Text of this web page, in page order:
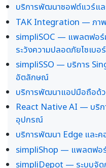
บริการพัฒนาซอฟต์แวร์แล
TAK Integration — ภาพ
simpliSOC — แพลตฟอร์
ระวังความปลอดภัยไซเบอร์
simpliSSO — บริการ
อัตลักษณ์
บริการพัฒนาแอปมือถือด้
React Native AI — บริ
อุปกรณ์
บริการพัฒนา Edge และ
simpliShop — แพลตฟอ
simpliDepot — ระบบจัด